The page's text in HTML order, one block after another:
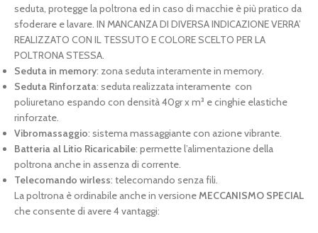
seduta, protegge la poltrona ed in caso di macchie è più pratico da
sfoderare e lavare. IN MANCANZA DI DIVERSA INDICAZIONE VERRA’
REALIZZATO CON IL TESSUTO E COLORE SCELTO PER LA
POLTRONA STESSA.
Seduta in memory: zona seduta interamente in memory.
Seduta Rinforzata: seduta realizzata interamente con
poliuretano espando con densità 40gr x m³ e cinghie elastiche
rinforzate.
Vibromassaggio: sistema massaggiante con azione vibrante.
Batteria al Litio Ricaricabile: permette l’alimentazione della
poltrona anche in assenza di corrente.
Telecomando wirless: telecomando senza fili.
La poltrona è ordinabile anche in versioneMECCANISMO SPECIAL
che consente di avere 4 vantaggi: